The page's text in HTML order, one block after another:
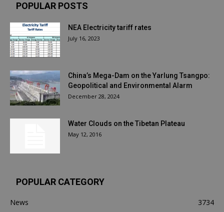
POPULAR POSTS
NEA Electricity tariff rates
July 16, 2023
China’s Mega-Dam on the Yarlung Tsangpo:
Geopolitical and Environmental Alarm
December 28, 2024
Water Clouds on the Tibetan Plateau
May 12, 2016
POPULAR CATEGORY
News 3734